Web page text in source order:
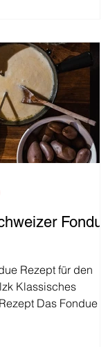
Fondue-
Rezept für den
Klassisches
Das Fondue ist